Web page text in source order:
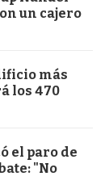
un cajero
más
los 470
el paro de
"No